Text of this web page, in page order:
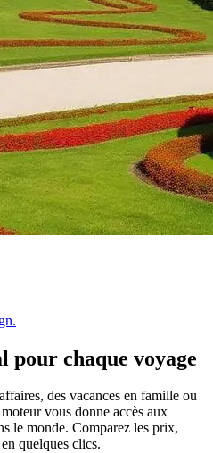
pour chaque voyage
des vacances en famille ou
vous donne accès aux
le monde. Comparez les prix,
quelques clics.